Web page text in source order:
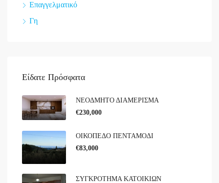
Επαγγελματικό
Γη
Είδατε Πρόσφατα
ΝΕΟΔΜΗΤΟ ΔΙΑΜΕΡΙΣΜΑ
€230,000
ΟΙΚΟΠΕΔΟ ΠΕΝΤΑΜΟΔΙ
€83,000
ΣΥΓΚΡΟΤΗΜΑ ΚΑΤΟΙΚΙΩΝ